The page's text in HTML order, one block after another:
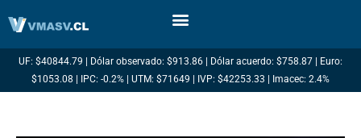
UF: $40844.79 | Dólar observado: $913.86 | Dólar acuerdo: $758.87 | Euro:
$1053.08 | IPC: -0.2% | UTM: $71649 | IVP: $42253.33 | Imacec: 2.4%